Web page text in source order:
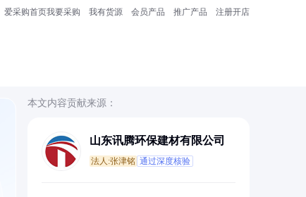
爱采购首页我要采购 我有货源 会员产品 推广产品 注册开店
本文内容贡献来源：
山东讯腾环保建材有限公司
法人:张津铭 通过深度核验